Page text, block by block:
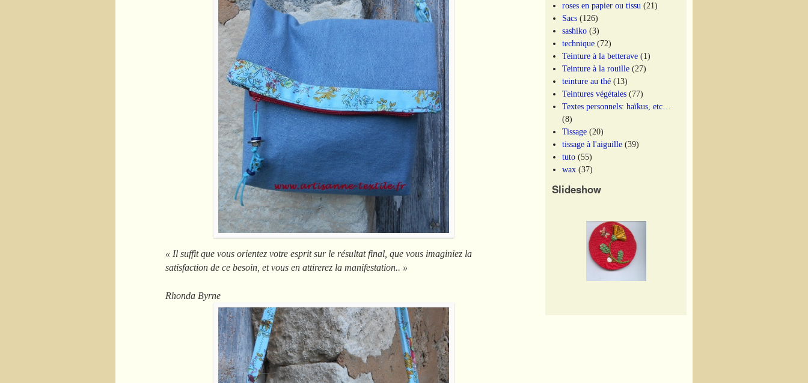
« Il suffit que vous orientez votre esprit sur le résultat final, que vous imaginiez la
satisfaction de ce besoin, et vous en attirerez la manifestation.. »
Rhonda Byrne
roses en papier ou tissu (21)
Sacs (126)
sashiko (3)
technique (72)
Teinture à la betterave (1)
Teinture à la rouille (27)
teinture au thé (13)
Teintures végétales (77)
Textes personnels: haïkus, etc…
(8)
Tissage (20)
tissage à l'aiguille (39)
tuto (55)
wax (37)
Slideshow